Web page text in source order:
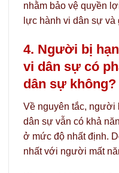
nhằm bảo vệ quyền
lực hành vi dân sự và
4. Người bị
vi dân sự có
dân sự không?
Về nguyên tắc, người
dân sự vẫn có khả
ở mức độ nhất định.
nhất với người mất